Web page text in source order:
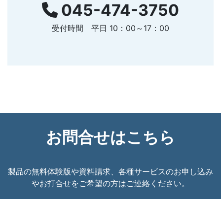
045-474-3750
受付時間 平日 10：00～17：00
お問合せはこちら
製品の無料体験版や資料請求、各種サービスのお申し込み
やお打合せをご希望の方はご連絡ください。